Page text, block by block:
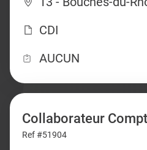
CDI
AUCUN
Collaborateur
Ref #51904